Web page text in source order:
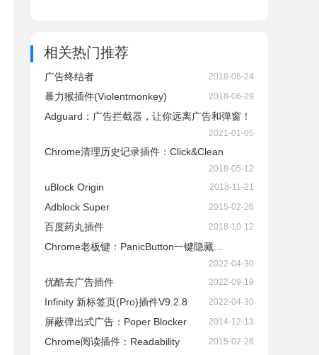
相关热门推荐
广告终结者 2018-06-24
暴力猴插件(Violentmonkey) 2018-06-29
Adguard：广告拦截器，让你远离广告和弹窗！
2021-01-05
Chrome清理历史记录插件：Click&Clean
2018-05-12
uBlock Origin 2018-11-21
Adblock Super 2015-02-26
百度药丸插件 2018-10-12
Chrome老板键：PanicButton一键隐藏...
2022-04-30
优酷去广告插件 2022-09-19
Infinity 新标签页(Pro)插件V9.2.8 2022-04-30
屏蔽弹出式广告：Poper Blocker 2014-12-13
Chrome阅读插件：Readability 2015-02-26